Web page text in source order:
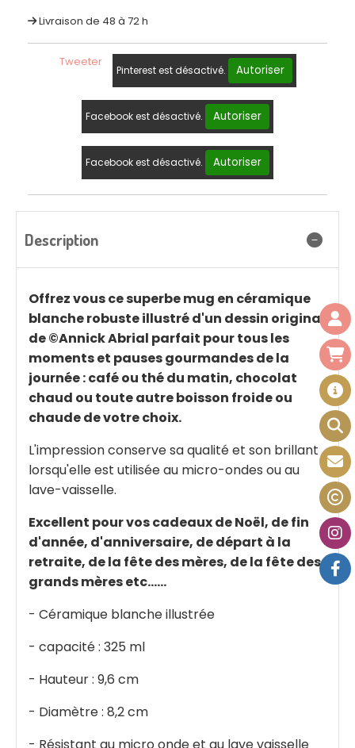
Livraison de 48 à 72 h
Tweeter
Pinterest est désactivé. Autoriser
Facebook est désactivé. Autoriser
Facebook est désactivé. Autoriser
Description
Offrez vous ce superbe mug en céramique
blanche robuste illustré d'un dessin original
de ©Annick Abrial parfait pour tous les
moments et pauses gourmandes de la
journée : café ou thé du matin, chocolat
chaud ou toute autre boisson froide ou
chaude de votre choix.
L'impression conserve sa qualité et son brillant
lorsqu'elle est utilisée au micro-ondes ou au
lave-vaisselle.
Excellent pour vos cadeaux de Noël, de fin
d'année, d'anniversaire, de départ à la
retraite, de la fête des mères, de la fête des
grands mères etc......
- Céramique blanche illustrée
- capacité : 325 ml
- Hauteur : 9,6 cm
- Diamètre : 8,2 cm
- Résistant au micro onde et au lave vaisselle